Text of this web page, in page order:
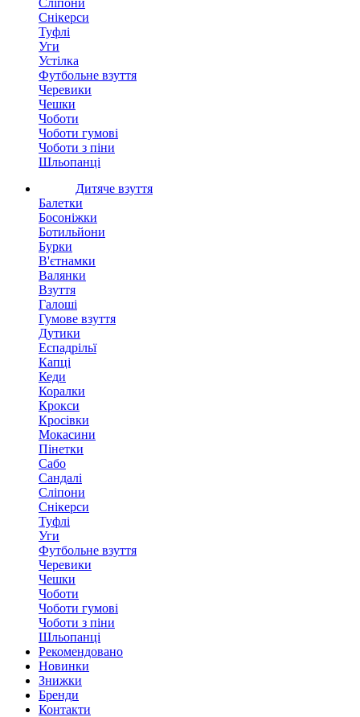
Сліпони
Снікерси
Туфлі
Уги
Устілка
Футбольне взуття
Черевики
Чешки
Чоботи
Чоботи гумові
Чоботи з піни
Шльопанці
Дитяче взуття
Балетки
Босоніжки
Ботильйони
Бурки
В'єтнамки
Валянки
Взуття
Галоші
Гумове взуття
Дутики
Еспадрільї
Капці
Кеди
Коралки
Крокси
Кросівки
Мокасини
Пінетки
Сабо
Сандалі
Сліпони
Снікерси
Туфлі
Уги
Футбольне взуття
Черевики
Чешки
Чоботи
Чоботи гумові
Чоботи з піни
Шльопанці
Рекомендовано
Новинки
Знижки
Бренди
Контакти